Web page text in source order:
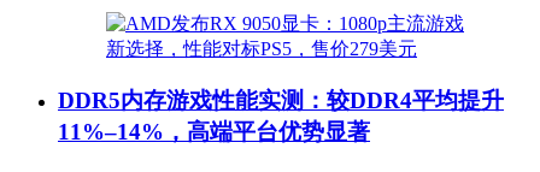
DDR5内存游戏性能实测：较DDR4平均提升
11%–14%，高端平台优势显著